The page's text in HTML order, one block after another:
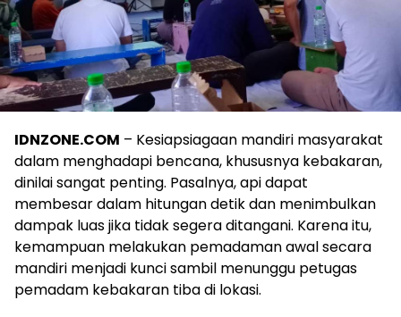
IDNZONE.COM – Kesiapsiagaan mandiri masyarakat
dalam menghadapi bencana, khususnya kebakaran,
dinilai sangat penting. Pasalnya, api dapat
membesar dalam hitungan detik dan menimbulkan
dampak luas jika tidak segera ditangani. Karena itu,
kemampuan melakukan pemadaman awal secara
mandiri menjadi kunci sambil menunggu petugas
pemadam kebakaran tiba di lokasi.